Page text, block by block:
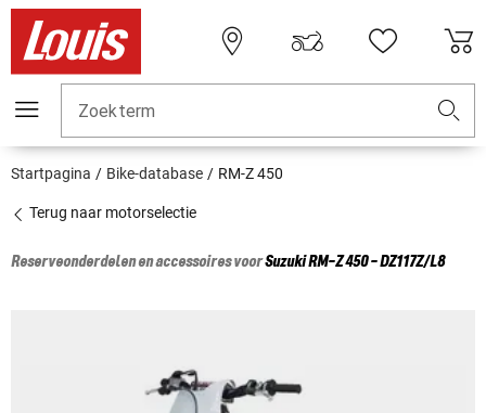
Zoekterm
Startpagina Bike-database RM-Z 450
Terug naar motorselectie
Reserveonderdelen en accessoires voorSuzukiRM-Z 450 - DZ117Z/L8